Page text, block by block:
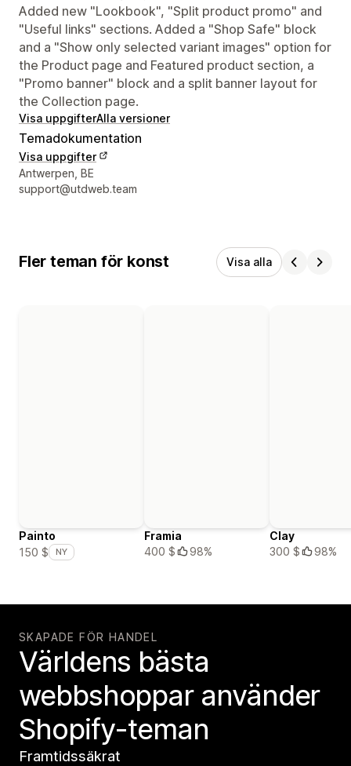
Added new "Lookbook", "Split product promo" and
"Useful links" sections. Added a "Shop Safe" block
and a "Show only selected variant images" option for
the Product page and Featured product section, a
"Promo banner" block and a split banner layout for
the Collection page.
Visa uppgifterAlla versioner
Temadokumentation
Visa uppgifter
Designerns kontaktuppgifter
Antwerpen, BE
support@utdweb.team
Fler teman för konst Visa alla
Painto
150 $
NY
Framia
400 $
98%
Clay
300 $
98%
SKAPADE FÖR HANDEL
Världens bästa
webbshoppar använder
Shopify-teman
Framtidssäkrat